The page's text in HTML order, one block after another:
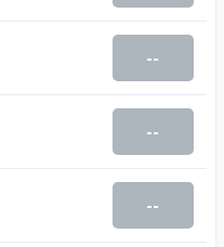
--
--
--